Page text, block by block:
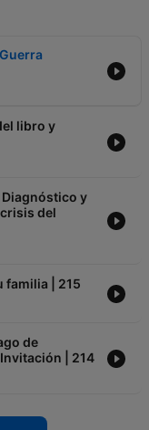
libro y
y
del
familia | 215
de
| 214